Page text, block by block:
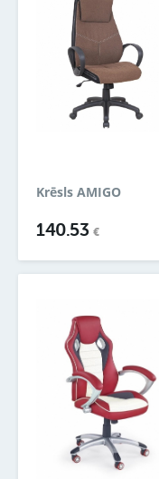
Krēsls AMIGO
140.53€